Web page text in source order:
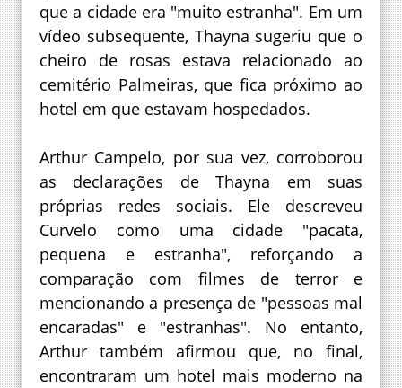
que a cidade era "muito estranha". Em um
vídeo subsequente, Thayna sugeriu que o
cheiro de rosas estava relacionado ao
cemitério Palmeiras, que fica próximo ao
hotel em que estavam hospedados.
Arthur Campelo, por sua vez, corroborou
as declarações de Thayna em suas
próprias redes sociais. Ele descreveu
Curvelo como uma cidade "pacata,
pequena e estranha", reforçando a
comparação com filmes de terror e
mencionando a presença de "pessoas mal
encaradas" e "estranhas". No entanto,
Arthur também afirmou que, no final,
encontraram um hotel mais moderno na